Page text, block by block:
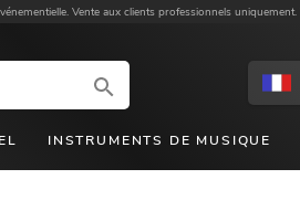
Vente aux clients professionnels
INSTRUMENTS DE MUSIQUE